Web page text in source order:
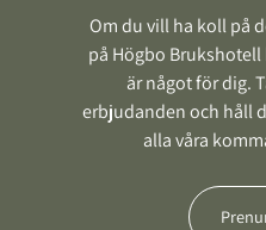
Om du vill ha koll på
på Högbo
är något för dig.
erbjudanden och håll
alla våra